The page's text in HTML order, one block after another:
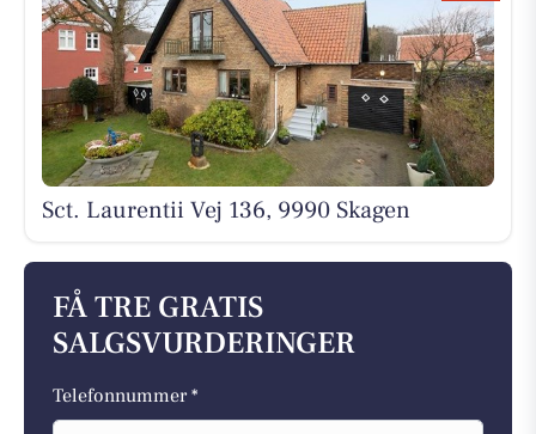
Sct. Laurentii Vej 136, 9990 Skagen
FÅ TRE GRATIS
SALGSVURDERINGER
Telefonnummer *